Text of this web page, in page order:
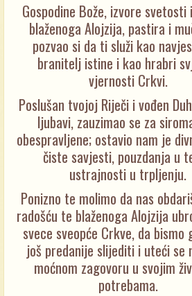
Gospodine Bože, izvore
blaženoga Alojzija, pastira i
pozvao si da ti služi kao
branitelj istine i kao hrabri
vjernosti Crkvi.
Poslušan tvojoj Riječi i vođen
ljubavi, zauzimao se za
obespravljene; ostavio nam je
čiste savjesti, pouzdanja u
ustrajnosti u trpljenju.
Ponizno te molimo da nas
radošću te blaženoga Alojzija
svece sveopće Crkve, da bismo
još predanije slijediti i uteći se
moćnom zagovoru u svojim
potrebama.